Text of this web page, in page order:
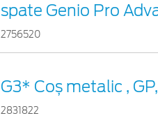
spate Genio Pro
2756520
G3* Coș metalic ,
2831822